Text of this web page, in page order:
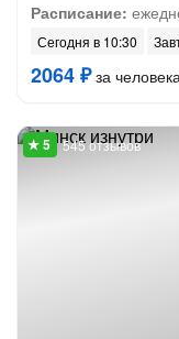
Расписание:
Сегодня в 10:30
2064 ₽за
545 отзывов